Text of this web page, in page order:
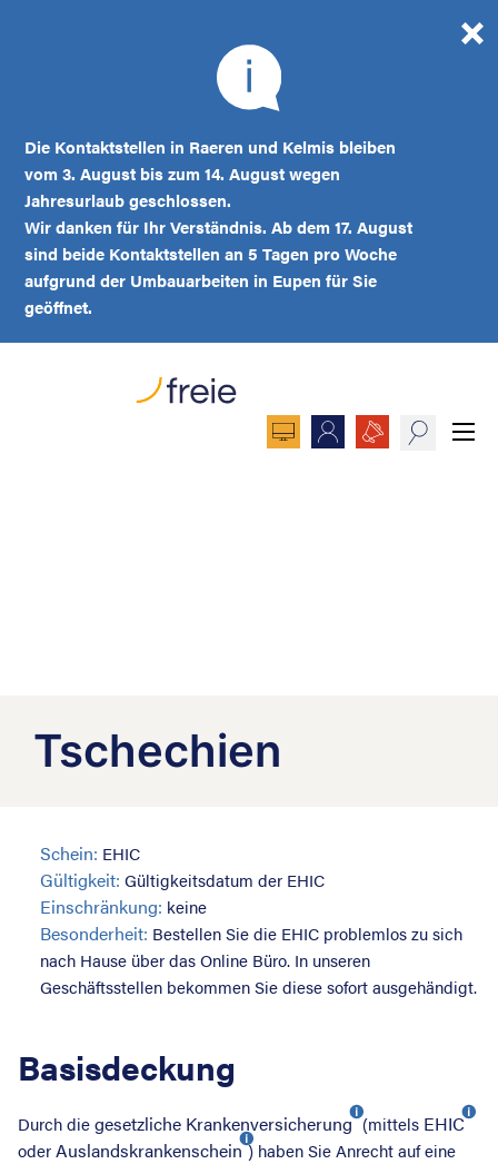
Die Kontaktstellen in Raeren und Kelmis bleiben
vom 3. August bis zum 14. August wegen
Jahresurlaub geschlossen.
Wir danken für Ihr Verständnis. Ab dem 17. August
sind beide Kontaktstellen an 5 Tagen pro Woche
aufgrund der Umbauarbeiten in Eupen für Sie
geöffnet.
Tschechien
Schein: EHIC
Gültigkeit: Gültigkeitsdatum der EHIC
Einschränkung: keine
Besonderheit: Bestellen Sie die EHIC problemlos zu sich
nach Hause über das Online Büro. In unseren
Geschäftsstellen bekommen Sie diese sofort ausgehändigt.
Basisdeckung
Durch diegesetzliche Krankenversicherung (mittels EHIC
oderAuslandskrankenschein ) haben Sie Anrecht auf eine